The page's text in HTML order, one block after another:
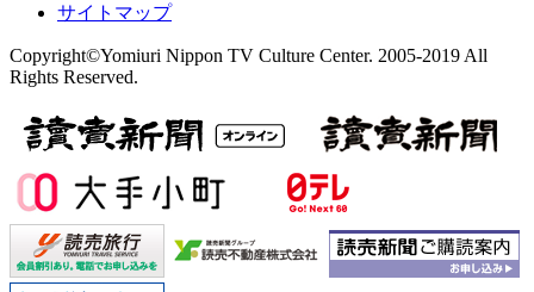
サイトマップ
Copyright©Yomiuri Nippon TV Culture Center. 2005-2019 All
Rights Reserved.